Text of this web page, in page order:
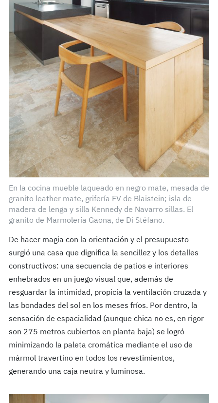
En la cocina mueble laqueado en negro mate, mesada de
granito leather mate, grifería FV de Blaistein; isla de
madera de lenga y silla Kennedy de Navarro sillas. El
granito de Marmolería Gaona, de Di Stéfano.
De hacer magia con la orientación y el presupuesto
surgió una casa que dignifica la sencillez y los detalles
constructivos: una secuencia de patios e interiores
enhebrados en un juego visual que, además de
resguardar la intimidad, propicia la ventilación cruzada y
las bondades del sol en los meses fríos. Por dentro, la
sensación de espacialidad (aunque chica no es, en rigor
son 275 metros cubiertos en planta baja) se logró
minimizando la paleta cromática mediante el uso de
mármol travertino en todos los revestimientos,
generando una caja neutra y luminosa.